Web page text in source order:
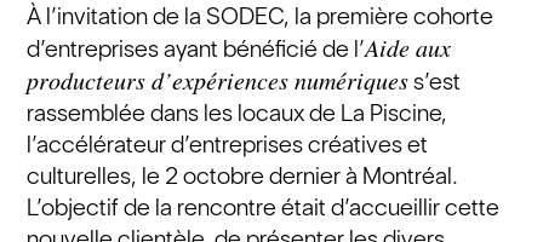
À l’invitation de la SODEC, la première cohorte
d’entreprises ayant bénéficié de l’Aide aux
producteurs d’expériences numériquess’est
rassemblée dans les locaux de La Piscine,
l’accélérateur d’entreprises créatives et
culturelles, le 2 octobre dernier à Montréal.
L’objectif de la rencontre était d’accueillir cette